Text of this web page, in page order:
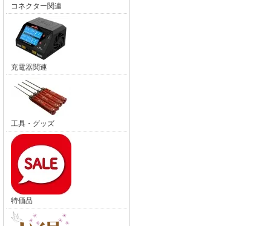
コネクター関連
充電器関連
工具・グッズ
特価品